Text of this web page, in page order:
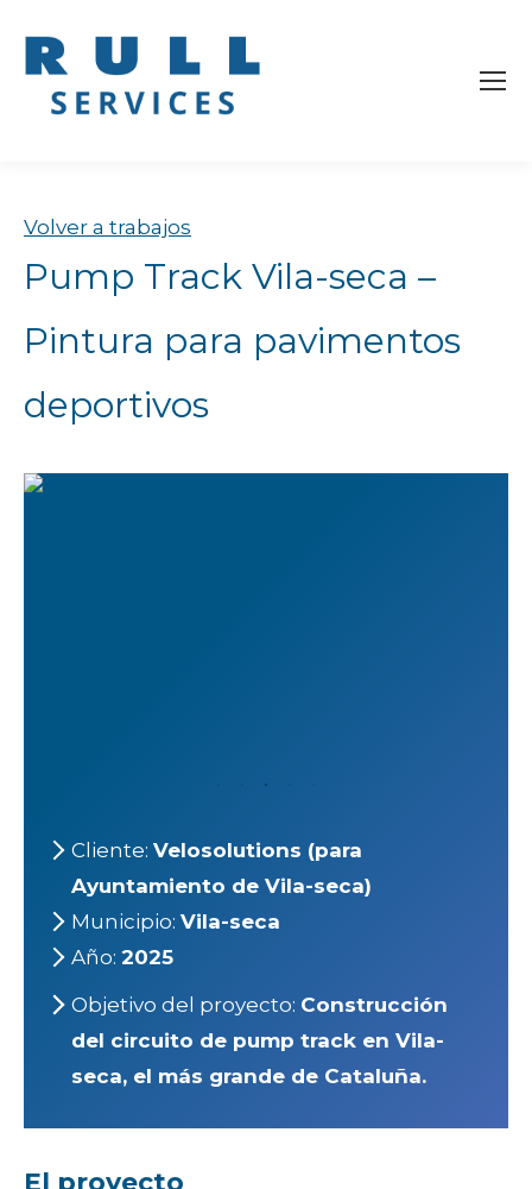
Volver a trabajos
Pump Track Vila-seca –
Pintura para pavimentos
deportivos
Cliente: Velosolutions (para
Ayuntamiento de Vila-seca)
Municipio: Vila-seca
Año: 2025
Objetivo del proyecto: Construcción
del circuito de pump track en Vila-
seca, el más grande de Cataluña.
El proyecto